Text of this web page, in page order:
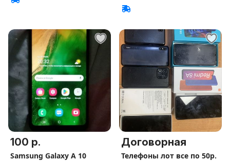
обл.
100 р.
Samsung Galaxy A 10
Договорная
Телефоны лот все по 50р.